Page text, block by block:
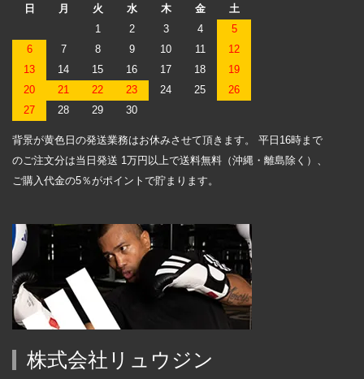
株式会社リュウジン
日
月 火 水 木 金
土
1
2 3 4
5
6
7 8 9 10 11
12
13
14 15 16 17 18
19
20
21 22 23 24 25
26
27
28 29 30
背景が黄色日の発送業務はお休みさせて頂きます。 平日16時まで
のご注文分は当日発送 1万円以上で送料無料（沖縄・離島除く）、
ご購入代金の5％がポイントで貯まります。